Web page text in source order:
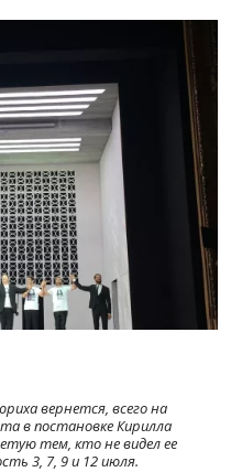
вернется, всего на
в постановке Кирилла
тем, кто не видел ее
3, 7, 9 и 12 июля.